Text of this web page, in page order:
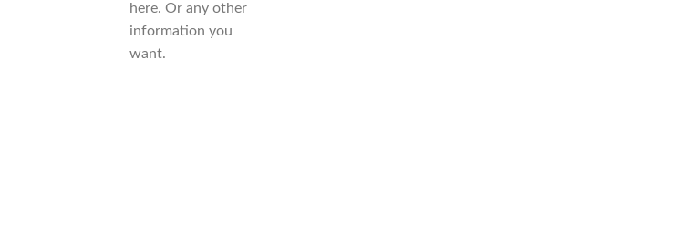
here. Or any other
information you
want.